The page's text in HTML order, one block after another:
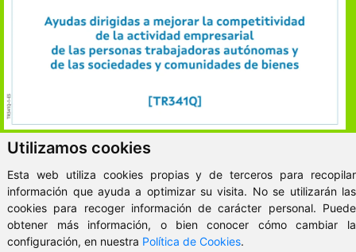
Utilizamos cookies
Esta web utiliza cookies propias y de terceros para recopilar
información que ayuda a optimizar su visita. No se utilizarán las
cookies para recoger información de carácter personal. Puede
obtener más información, o bien conocer cómo cambiar la
configuración, en nuestra Política de Cookies.
© 2026 - VitaKsa Inmobiliaria
Aviso Legal